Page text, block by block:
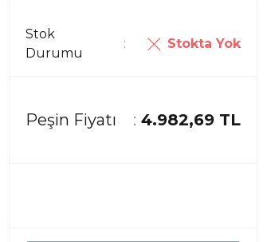
Stok
Durumu
Stokta Yok
Peşin Fiyatı 4.982,69 TL